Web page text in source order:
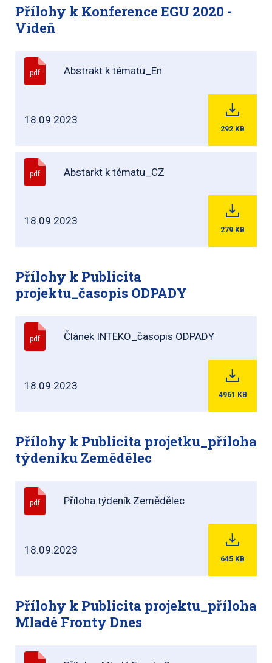
Přílohy k Konference EGU 2020 -
Vídeň
pdf Abstrakt k tématu_En
18.09.2023
292 KB
pdf Abstarkt k tématu_CZ
18.09.2023
279 KB
Přílohy k Publicita
projektu_časopis ODPADY
pdf Článek INTEKO_časopis ODPADY
18.09.2023
4961 KB
Přílohy k Publicita projetku_příloha
týdeníku Zemědělec
pdf Příloha týdeník Zemědělec
18.09.2023
645 KB
Přílohy k Publicita projektu_příloha
Mladé Fronty Dnes